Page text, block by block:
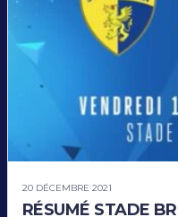
20 DÉCEMBRE 2021
RÉSUMÉ STADE